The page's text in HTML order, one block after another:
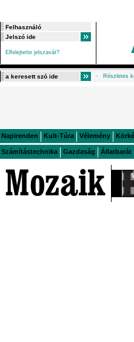
Elfelejtette jelszavát?
Részletes
Napirenden Kult-Túra Vélemény
Számítástechnika Gazdaság Állatbarát